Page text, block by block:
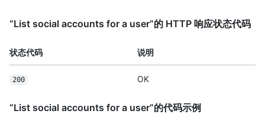
“List social accounts for a user”的 HTTP 响应状态代码
状态代码 说明
200 OK
“List social accounts for a user”的代码示例